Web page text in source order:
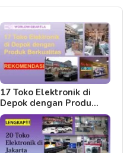
17 Toko Elektronik di
Depok dengan Produ…